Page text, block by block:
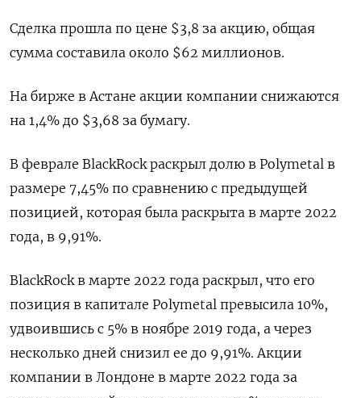
Сделка прошла по цене $3,8 за акцию, общая
сумма составила около $62 миллионов.
На бирже в Астане акции компании снижаются
на 1,4% до $3,68 за бумагу.
В феврале BlackRock раскрыл долю в Polymetal в
размере 7,45% по сравнению с предыдущей
позицией, которая была раскрыта в марте 2022
года, в 9,91%.
BlackRock в марте 2022 года раскрыл, что его
позиция в капитале Polymetal превысила 10%,
удвоившись с 5% в ноябре 2019 года, а через
несколько дней снизил ее до 9,91%. Акции
компании в Лондоне в марте 2022 года за